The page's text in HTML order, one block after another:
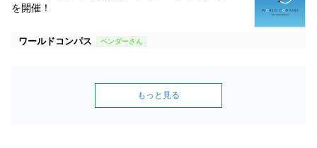
を開催！
ワールドコンパス
もっと見る